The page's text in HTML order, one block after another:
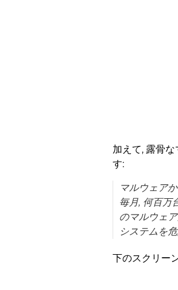
加えて, 露骨
す:
マルウェア
毎月, 何百万
のマルウェ
システムを
下のスクリー